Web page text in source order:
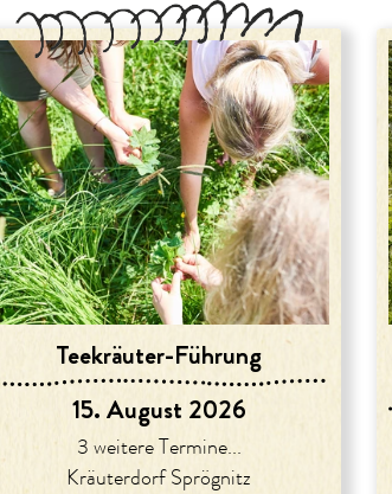
Teekräuter-Führung
15. August 2026
3 weitere Termine...
Kräuterdorf Sprögnitz